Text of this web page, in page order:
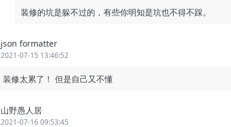
装修的坑是躲不过的，有些你明知是坑也不得不踩。
json formatter
2021-07-15 13:46:52
装修太累了！ 但是自己又不懂
山野愚人居
2021-07-16 09:53:45